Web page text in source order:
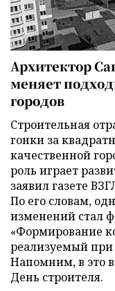
Архитектор
меняет
городов
Строительная
гонки за
качественной
роль играет
заявил газете
По его словам,
изменений стал
«Формирование
реализуемый при
Напомним, в это
День строителя.